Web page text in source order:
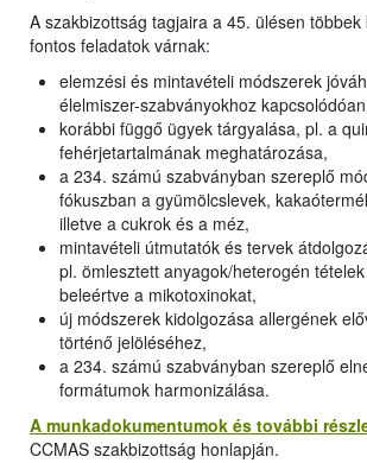
A szakbizottság tagjaira a 45. ülésen
fontos feladatok várnak:
elemzési és mintavételi módszerek
élelmiszer-szabványokhoz
korábbi függő ügyek tárgyalása, pl. a
fehérjetartalmának meghatározása,
a 234. számú szabványban szereplő
fókuszban a gyümölcslevek,
illetve a cukrok és a méz,
mintavételi útmutatók és tervek
pl. ömlesztett anyagok/heterogén
beleértve a mikotoxinokat,
új módszerek kidolgozása allergének
történő jelöléséhez,
a 234. számú szabványban szereplő
formátumok harmonizálása.
A munkadokumentumok és további
CCMAS szakbizottság honlapján.